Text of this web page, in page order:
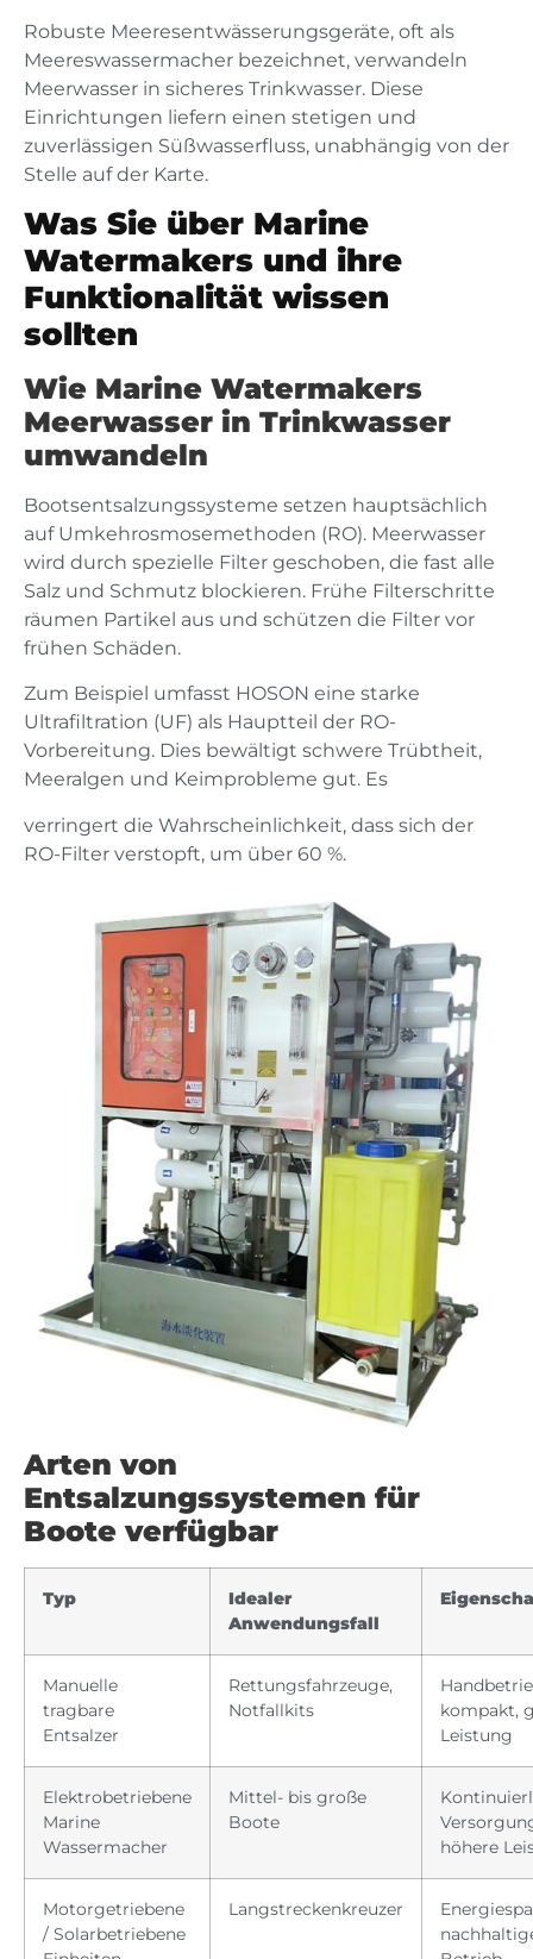
Robuste Meeresentwässerungsgeräte, oft als
Meereswassermacher bezeichnet, verwandeln
Meerwasser in sicheres Trinkwasser. Diese
Einrichtungen liefern einen stetigen und
zuverlässigen Süßwasserfluss, unabhängig von der
Stelle auf der Karte.
Was Sie über Marine
Watermakers und ihre
Funktionalität wissen
sollten
Wie Marine Watermakers
Meerwasser in Trinkwasser
umwandeln
Bootsentsalzungssysteme setzen hauptsächlich
auf Umkehrosmosemethoden (RO). Meerwasser
wird durch spezielle Filter geschoben, die fast alle
Salz und Schmutz blockieren. Frühe Filterschritte
räumen Partikel aus und schützen die Filter vor
frühen Schäden.
Zum Beispiel umfasst HOSON eine starke
Ultrafiltration (UF) als Hauptteil der RO-
Vorbereitung. Dies bewältigt schwere Trübtheit,
Meeralgen und Keimprobleme gut. Es
verringert die Wahrscheinlichkeit, dass sich der
RO-Filter verstopft, um über 60 %.
Arten von
Entsalzungssystemen für
Boote verfügbar
Typ
Idealer
Anwendungsfall
Manuelle
tragbare
Entsalzer
Rettungsfahrzeuge,
Notfallkits
kompakt,
Leistung
Elektrobetriebene
Marine
Wassermacher
Mittel- bis große
Boote
höhere
Motorgetriebene
/ Solarbetriebene
Langstreckenkreuzer